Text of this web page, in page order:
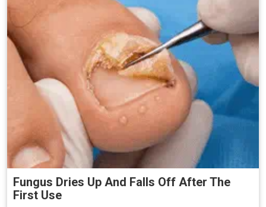
Fungus Dries Up And Falls Off After The
First Use